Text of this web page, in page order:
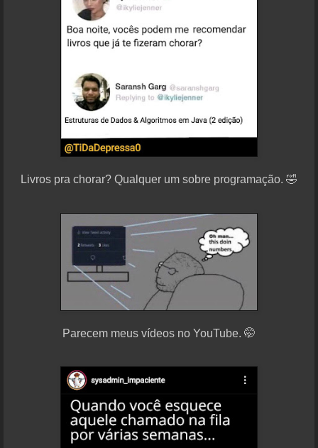
Livros pra chorar? Qualquer um sobre programação. 🤣
Parecem meus vídeos no YouTube. 🤭